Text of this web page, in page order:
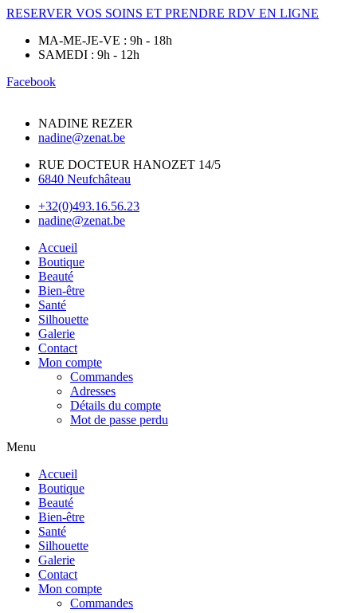
RESERVER VOS SOINS ET PRENDRE RDV EN LIGNE
MA-ME-JE-VE : 9h - 18h
SAMEDI : 9h - 12h
Facebook
NADINE REZER
nadine@zenat.be
RUE DOCTEUR HANOZET 14/5
6840 Neufchâteau
+32(0)493.16.56.23
nadine@zenat.be
Accueil
Boutique
Beauté
Bien-être
Santé
Silhouette
Galerie
Contact
Mon compte
Commandes
Adresses
Détails du compte
Mot de passe perdu
Menu
Accueil
Boutique
Beauté
Bien-être
Santé
Silhouette
Galerie
Contact
Mon compte
Commandes